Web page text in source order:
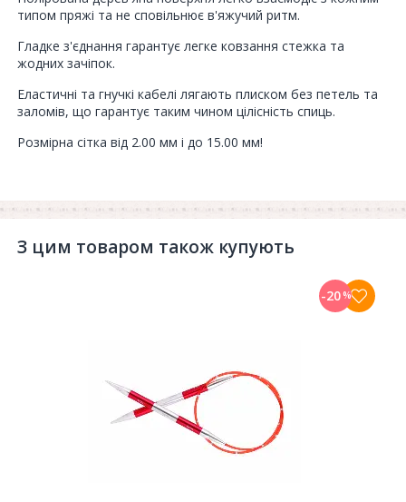
типом пряжі та не сповільнює в'яжучий ритм.
Гладке з'єднання гарантує легке ковзання стежка та
жодних зачіпок.
Еластичні та гнучкі кабелі лягають плиском без петель та
заломів, що гарантує таким чином цілісність спиць.
Розмірна сітка від 2.00 мм і до 15.00 мм!
З цим товаром також купують
-20%